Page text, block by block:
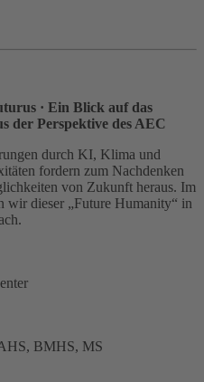
· Ein Blick auf das
der Perspektive des AEC
durch KI, Klima und
fordern zum Nachdenken
von Zukunft heraus. Im
wir dieser „Future Humanity“ in
BMHS, MS